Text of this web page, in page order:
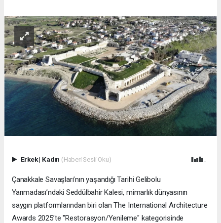
Erkek| Kadın (Haberi Sesli Oku)
Çanakkale Savaşları’nın yaşandığı Tarihi Gelibolu
Yarımadası’ndaki Seddülbahir Kalesi, mimarlık dünyasının
saygın platformlarından biri olan The International Architecture
Awards 2025’te "Restorasyon/Yenileme" kategorisinde